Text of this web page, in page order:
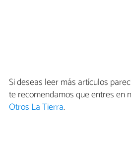
Si deseas leer más artículos
te recomendamos que entres en
Otros La Tierra.